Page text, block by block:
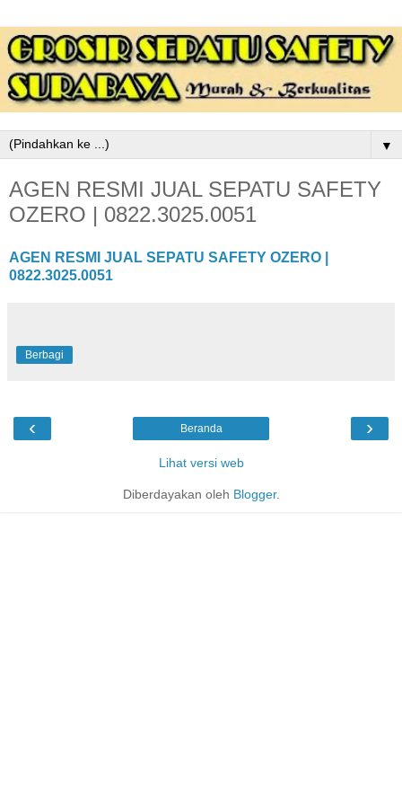
▼
AGEN RESMI JUAL SEPATU SAFETY
OZERO | 0822.3025.0051
AGEN RESMI JUAL SEPATU SAFETY OZERO |
0822.3025.0051
Berbagi
‹ ›
Beranda
Lihat versi web
Diberdayakan oleh Blogger.